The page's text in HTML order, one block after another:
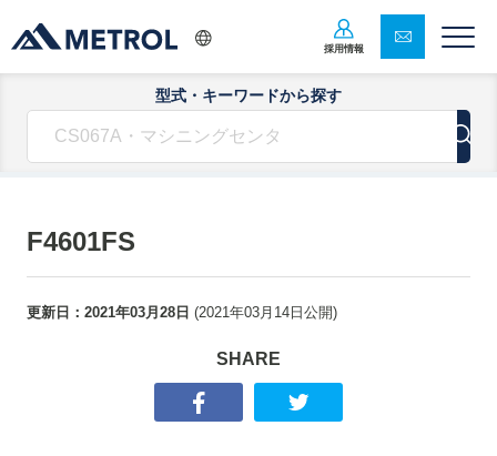
採用情報
型式・キーワードから探す
F4601FS
更新日： 2021年03月28日 (2021年03月14日 公開)
SHARE